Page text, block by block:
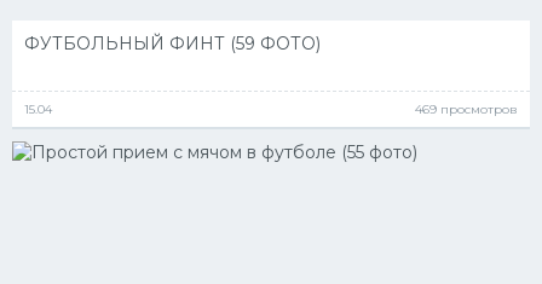
ФУТБОЛЬНЫЙ ФИНТ (59 ФОТО)
15.04 469 просмотров